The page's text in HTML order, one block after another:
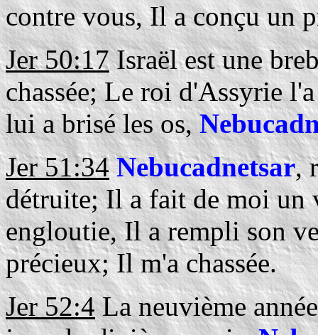
contre vous, Il a conçu un
Jer 50:17Israël est une
chassée; Le roi d'Assyrie
lui a brisé les os,
Jer 51:34 Nebucadnetsar,
détruite; Il a fait de moi un
engloutie, Il a rempli son
précieux; Il m'a chassée.
Jer 52:4La neuvième